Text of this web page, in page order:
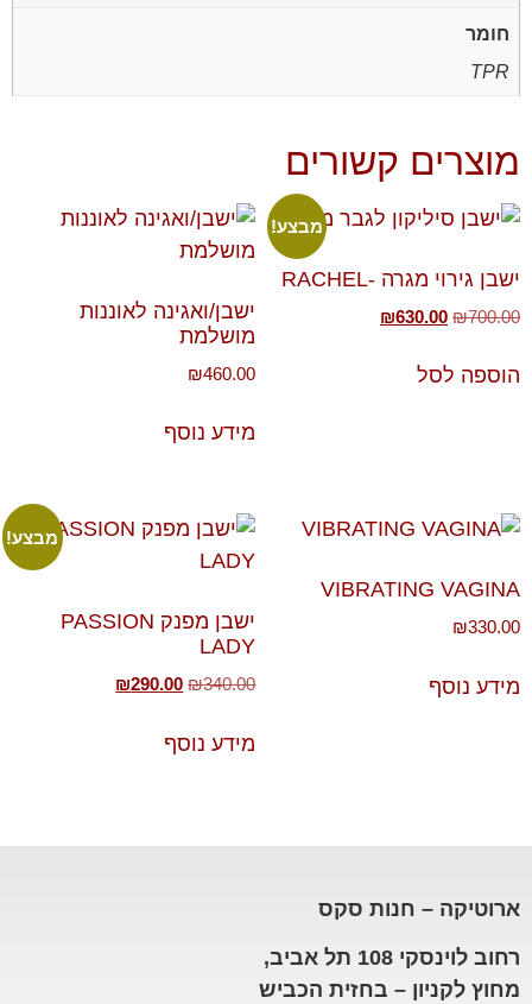
חומר
TPR
מוצרים קשורים
מבצע!
ישבן גירוי מגרה -RACHEL
₪700.00
₪630.00
הוספה לסל
ישבן/ואגינה לאוננות
מושלמת
₪460.00
מידע נוסף
VIBRATING VAGINA
₪330.00
מידע נוסף
מבצע!
ישבן מפנק PASSION
LADY
₪340.00
₪290.00
מידע נוסף
ארוטיקה – חנות סקס
רחוב לוינסקי 108 תל אביב,
מחוץ לקניון – בחזית הכביש